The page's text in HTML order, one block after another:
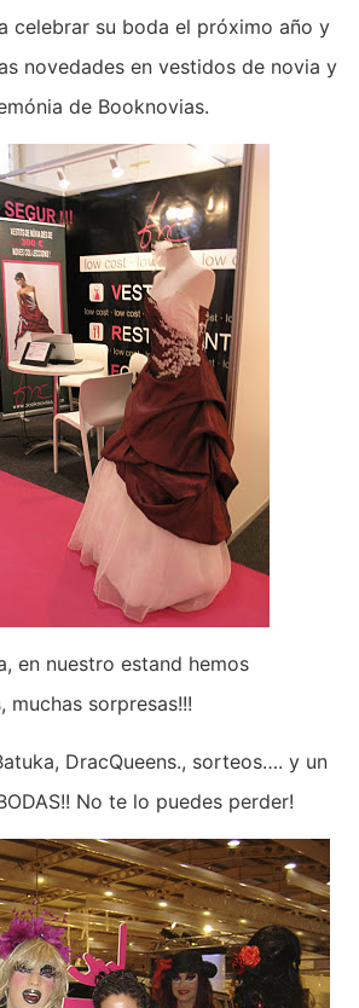
celebrar su boda el próximo año y
novedades en vestidos de novia y
de Booknovias.
en nuestro estand hemos
muchas sorpresas!!!
DracQueens., sorteos…. y un
No te lo puedes perder!